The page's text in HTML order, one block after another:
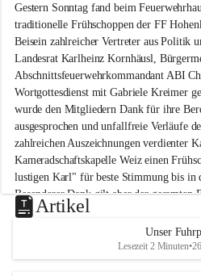
o
h
e
n
k
o
g
l
-
M
i
t
t
e
r
r
Gestern Sonntag fand beim
traditionelle Frühschoppen der FF
Beisein zahlreicher Vertreter aus Politik
Landesrat Karlheinz Kornhäusl,
Abschnittsfeuerwehrkommandant ABI
Wortgottesdienst mit Gabriele Kreimer
wurde den Mitgliedern Dank für ihre
ausgesprochen und unfallfreie Verläufe
zahlreichen Auszeichnungen verdienter
Kameradschaftskapelle Weiz einen
lustigen Karl" für beste Stimmung bis in
Besonderer Dank gilt aber der gesamten
Frühschoppen trotz hochsommerlichen
Reinerlös des Festes kommt natürlich
Ausrüstung und somit der
Hohenkogl/Mitterdorf zugute!
Artikel
Unser
Lesezeit 2 Minuten•